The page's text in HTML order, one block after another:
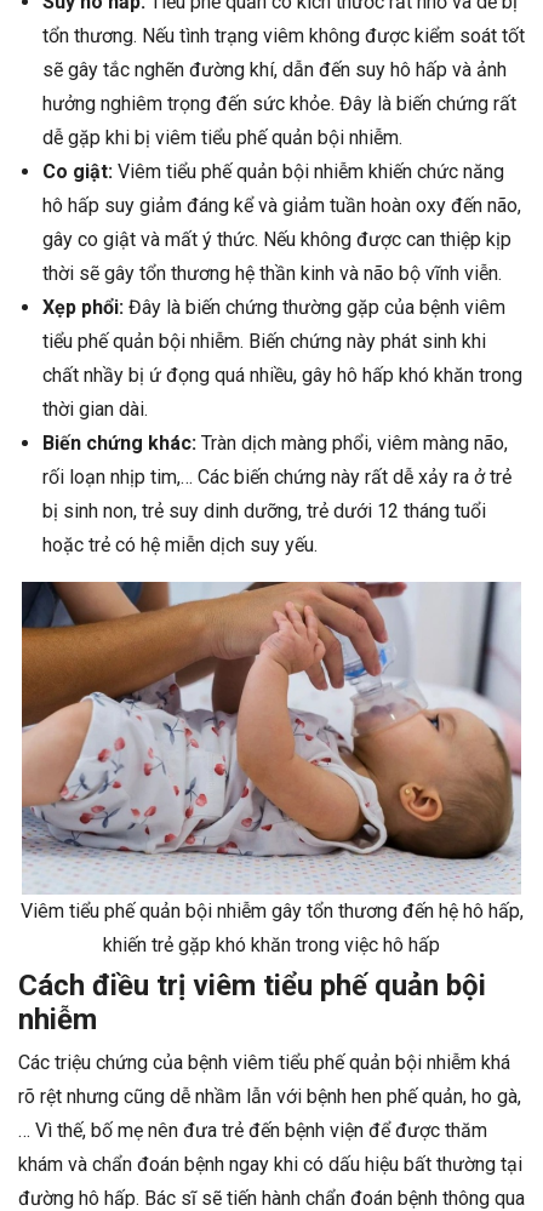
tổn thương. Nếu tình trạng viêm không được kiểm soát tốt
sẽ gây tắc nghẽn đường khí, dẫn đến suy hô hấp và ảnh
hưởng nghiêm trọng đến sức khỏe. Đây là biến chứng rất
dễ gặp khi bị viêm tiểu phế quản bội nhiễm.
Co giật: Viêm tiểu phế quản bội nhiễm khiến chức năng
hô hấp suy giảm đáng kể và giảm tuần hoàn oxy đến não,
gây co giật và mất ý thức. Nếu không được can thiệp kịp
thời sẽ gây tổn thương hệ thần kinh và não bộ vĩnh viễn.
Xẹp phổi: Đây là biến chứng thường gặp của bệnh viêm
tiểu phế quản bội nhiễm. Biến chứng này phát sinh khi
chất nhầy bị ứ đọng quá nhiều, gây hô hấp khó khăn trong
thời gian dài.
Biến chứng khác: Tràn dịch màng phổi, viêm màng não,
rối loạn nhịp tim,… Các biến chứng này rất dễ xảy ra ở trẻ
bị sinh non, trẻ suy dinh dưỡng, trẻ dưới 12 tháng tuổi
hoặc trẻ có hệ miễn dịch suy yếu.
Viêm tiểu phế quản bội nhiễm gây tổn thương đến hệ hô hấp,
khiến trẻ gặp khó khăn trong việc hô hấp
Cách điều trị viêm tiểu phế quản bội
nhiễm
Các triệu chứng của bệnh viêm tiểu phế quản bội nhiễm khá
rõ rệt nhưng cũng dễ nhầm lẫn với bệnh hen phế quản, ho gà,
… Vì thế, bố mẹ nên đưa trẻ đến bệnh viện để được thăm
khám và chẩn đoán bệnh ngay khi có dấu hiệu bất thường tại
đường hô hấp. Bác sĩ sẽ tiến hành chẩn đoán bệnh thông qua